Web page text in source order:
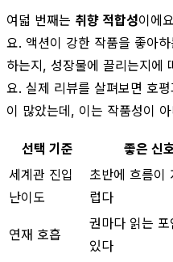
여덟 번째는 취향 적합성이에
요. 액션이 강한 작품을 좋아
하는지, 성장물에 끌리는지에
요. 실제 리뷰를 살펴보면 호
이 많았는데, 이는 작품성이
선택 기준 좋은 신
세계관 진입
난이도
초반에 흐름이
럽다
연재 호흡
권마다 읽는 포
있다